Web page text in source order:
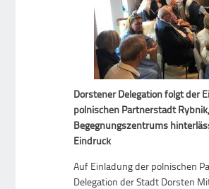
Dorstener Delegation folgt der
polnischen Partnerstadt
Begegnungszentrums
Eindruck
Auf Einladung der polnischen
Delegation der Stadt Dorsten